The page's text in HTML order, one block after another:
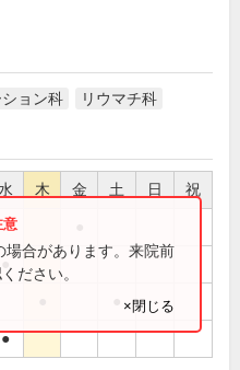
ョン科 リウマチ科
木 金 土 日 祝
●
●
場合があります。来院前
ださい。
×閉じる